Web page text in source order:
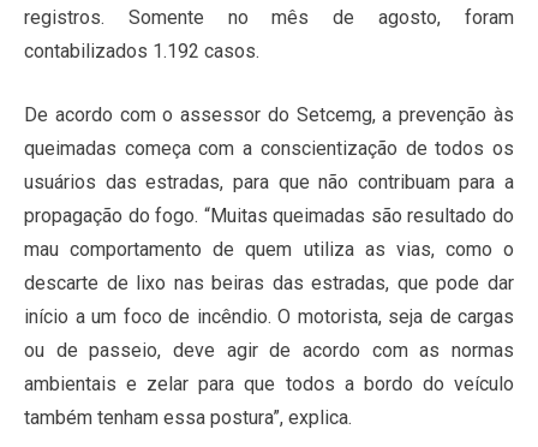
registros. Somente no mês de agosto, foram
contabilizados 1.192 casos.
De acordo com o assessor do Setcemg, a prevenção às
queimadas começa com a conscientização de todos os
usuários das estradas, para que não contribuam para a
propagação do fogo. “Muitas queimadas são resultado do
mau comportamento de quem utiliza as vias, como o
descarte de lixo nas beiras das estradas, que pode dar
início a um foco de incêndio. O motorista, seja de cargas
ou de passeio, deve agir de acordo com as normas
ambientais e zelar para que todos a bordo do veículo
também tenham essa postura”, explica.